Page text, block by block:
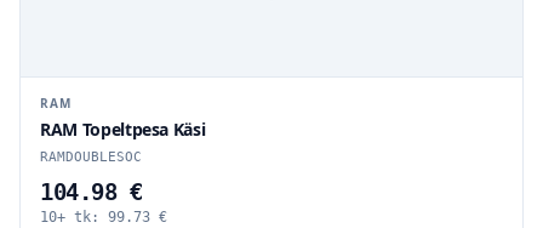
RAM
RAM Topeltpesa Käsi
RAMDOUBLESOC
104.98 €
10+ tk: 99.73 €